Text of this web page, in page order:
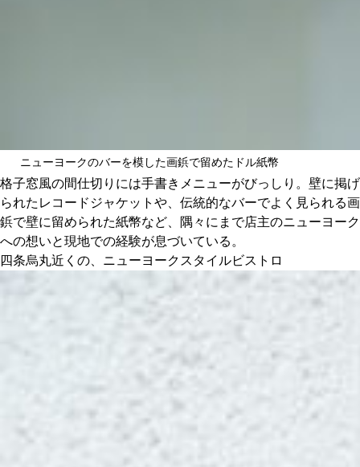
ニューヨークのバーを模した画鋲で留めたドル紙幣
格子窓風の間仕切りには手書きメニューがびっしり。壁に掲げ
られたレコードジャケットや、伝統的なバーでよく見られる画
鋲で壁に留められた紙幣など、隅々にまで店主のニューヨーク
への想いと現地での経験が息づいている。
四条烏丸近くの、ニューヨークスタイルビストロ